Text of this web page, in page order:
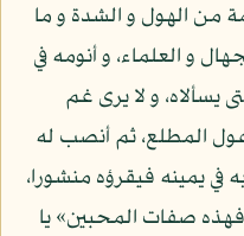
من الهول و الشدة و ما
و العلماء، و أنومه في
يسألاه، و لا يرى غم
المطلع، ثم أنصب له
في يمينه فيقرؤه منشورا،
فهذه صفات المحبين» يا